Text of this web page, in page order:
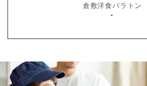
倉敷洋食バラトン